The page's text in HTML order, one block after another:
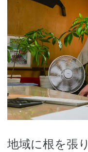
地域に根を張